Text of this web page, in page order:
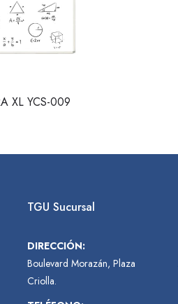
XL YCS-009
TGU Sucursal
DIRECCIÓN:
Boulevard Morazán, Plaza
Criolla.